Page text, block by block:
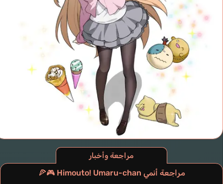
مراجعة وأخبار
مراجعة أنمي Himouto! Umaru-chan 🎮🍕